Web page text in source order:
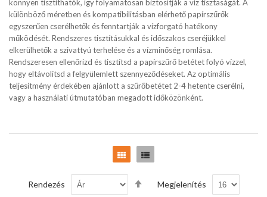
könnyen tisztíthatók, így folyamatosan biztosítják a víz tisztaságát. A
különböző méretben és kompatibilitásban elérhető papírszűrők
egyszerűen cserélhetők és fenntartják a vízforgató hatékony
működését. Rendszeres tisztításukkal és időszakos cseréjükkel
elkerülhetők a szivattyú terhelése és a vízminőség romlása.
Rendszeresen ellenőrizd és tisztítsd a papírszűrő betétet folyó vízzel,
hogy eltávolítsd a felgyülemlett szennyeződéseket. Az optimális
teljesítmény érdekében ajánlott a szűrőbetétet 2-4 hetente cserélni,
vagy a használati útmutatóban megadott időközönként.
Rács Lista
Rendezés
Csökkenő
sorrendbe
Megjelenítés